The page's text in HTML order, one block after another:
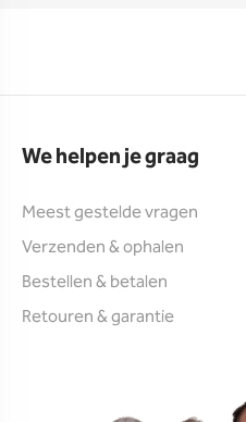
We helpen je graag
Meest gestelde vragen
Verzenden & ophalen
Bestellen & betalen
Retouren & garantie